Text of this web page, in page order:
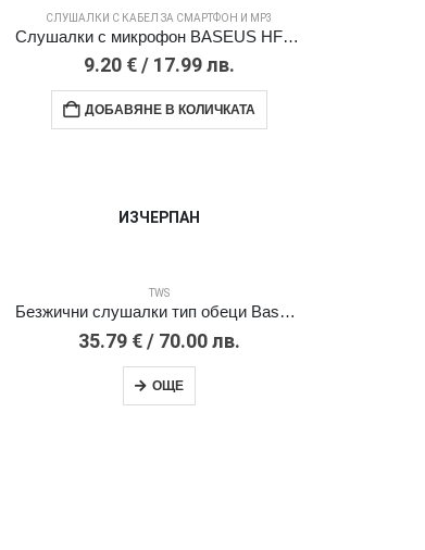
СЛУШАЛКИ С КАБЕЛ ЗА СМАРТФОН И MP3
Слушалки с микрофон BASEUS HF Type-C, Encok C17 – NGCR010002 /бели/
9.20 €/ 17.99 лв.
ДОБАВЯНЕ В КОЛИЧКАТА
ИЗЧЕРПАН
TWS
Безжични слушалки тип обеци Baseus AirGo 1 Ring /черни/
35.79 €/ 70.00 лв.
ОЩЕ